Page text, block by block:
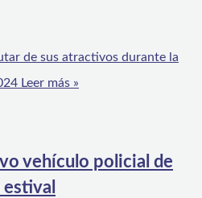
de sus atractivos durante la
Leer más »
vehículo policial de